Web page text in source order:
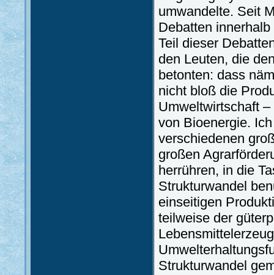
umwandelte. Seit
Debatten
Teil dieser
den Leuten, die
betonten: dass
nicht bloß die
Umweltwirtschaft
von Bioenergie.
verschiedenen
großen
herrühren, in die
Strukturwandel
einseitigen
teilweise der
Strukturwandel